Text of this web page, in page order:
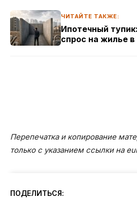
ЧИТАЙТЕ ТАКЖЕ:
Ипотечный
спрос на жилье
Перепечатка и копирование
только с указанием ссылки на
ПОДЕЛИТЬСЯ: